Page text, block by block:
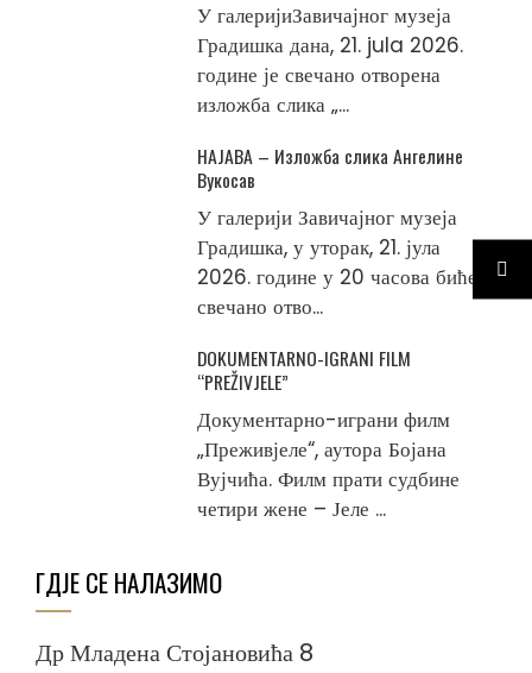
У галеријиЗавичајног музеја
Градишка дана, 21. jula 2026.
године је свечано отворена
изложба слика „...
НАЈАВА – Изложба слика Ангелине
Вукосав
У галерији Завичајног музеја
Градишка, у уторак, 21. јула
2026. године у 20 часова биће
свечано отво...
DOKUMENTARNO-IGRANI FILM
“PREŽIVJELE”
Документарно-играни филм
„Преживјеле“, аутора Бојана
Вујчића. Филм прати судбине
четири жене – Јеле ...
ГДЈЕ СЕ НАЛАЗИМО
Др Младена Стојановића 8